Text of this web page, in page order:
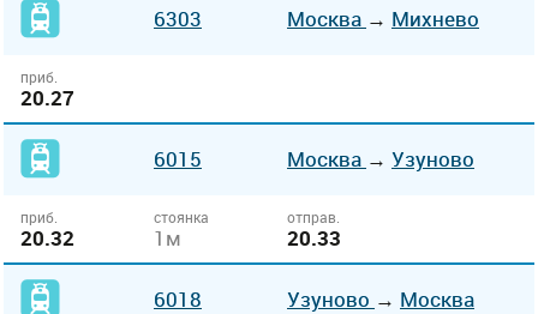
6303 Москва → Михнево
приб.
20.27
6015 Москва → Узуново
приб.
20.32
стоянка
1м
отправ.
20.33
6018 Узуново → Москва